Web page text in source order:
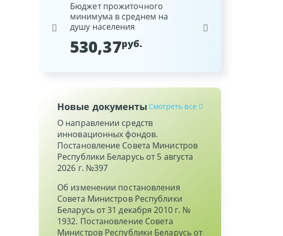
Бюджет прожиточного
минимума в среднем на
душу населения
530,37руб.
Республики Беларусь
Новые документы Смотреть все
О направлении средств
инновационных фондов.
Постановление Совета Министров
Республики Беларусь от 5 августа
2026 г. №397
Об изменении постановления
Совета Министров Республики
Беларусь от 31 декабря 2010 г. №
1932. Постановление Совета
Министров Республики Беларусь от